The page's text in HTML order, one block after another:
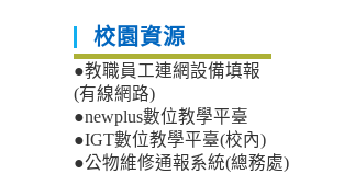
校園資源
●教職員工連網設備填報
(有線網路)
●newplus數位教學平臺
●IGT數位教學平臺(校內)
●公物維修通報系統(總務處)